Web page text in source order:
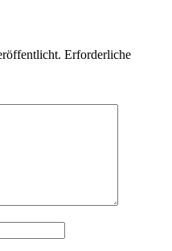
Erforderliche